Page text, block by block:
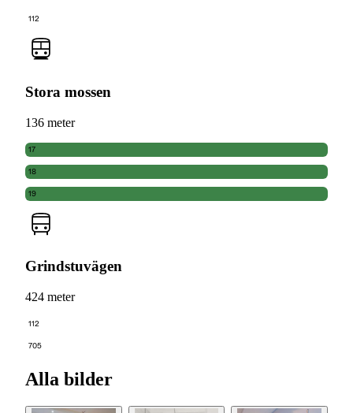
112
Stora mossen
136 meter
17
18
19
Grindstuvägen
424 meter
112
705
Alla bilder